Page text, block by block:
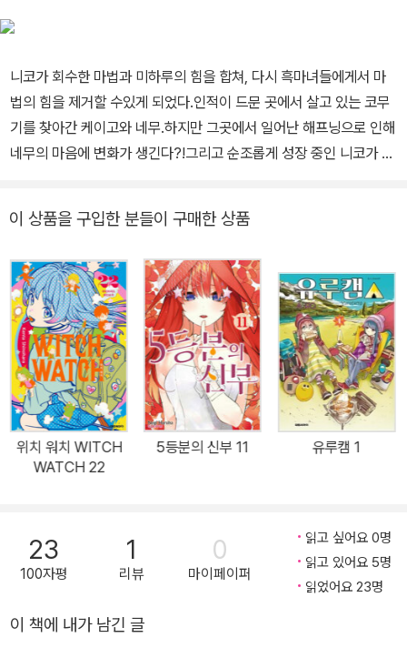
니코가 회수한 마법과 미하루의 힘을 합쳐, 다시 흑마녀들에게서 마
법의 힘을 제거할 수있게 되었다.인적이 드문 곳에서 살고 있는 코무
기를 찾아간 케이고와 네무.하지만 그곳에서 일어난 해프닝으로 인해
네무의 마음에 변화가 생긴다?!그리고 순조롭게 성장 중인 니코가 맞
이 상품을 구입한 분들이 구매한 상품
위치 워치 WITCH
WATCH 22
5등분의 신부 11 유루캠 1
23
100자평
1
리뷰
0
마이페이퍼
읽고 싶어요 0명
읽고 있어요 5명
읽었어요 23명
이 책에 내가 남긴 글